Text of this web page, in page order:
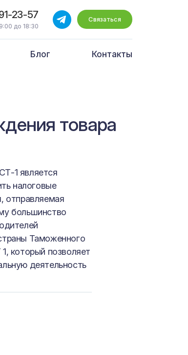
23-57
до 18:30
Связаться
Блог Контакты
товара
1 является
налоговые
отправляемая
большинство
Таможенного
который позволяет
деятельность